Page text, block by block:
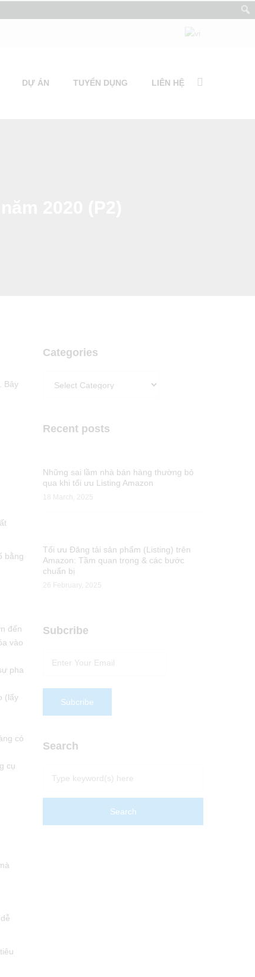
DỰ ÁN TUYỂN DỤNG LIÊN HỆ
Bây
bằng
đến
vào
pha
(lấy
có
cụ
Categories
Recent posts
Những sai lầm nhà bán hàng thường bỏ
qua khi tối ưu Listing Amazon
18 March, 2025
Tối ưu Đăng tải sản phẩm (Listing) trên
Amazon: Tầm quan trọng & các bước
chuẩn bị
26 February, 2025
Subcribe
Search